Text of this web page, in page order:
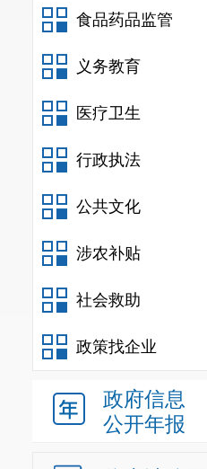
食品药品监管
义务教育
医疗卫生
行政执法
公共文化
涉农补贴
社会救助
政策找企业
政府信息
公开年报